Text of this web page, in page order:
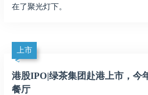
在了聚光灯下。
上市
港股IPO|绿茶集团赴港上市，今
餐厅